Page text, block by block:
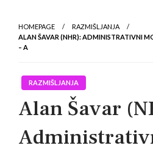
HOMEPAGE
RAZMIŠLJANJA
ALAN ŠAVAR (NHR): ADMINISTRATIVNI
– A
RAZMIŠLJANJA
Alan Šavar